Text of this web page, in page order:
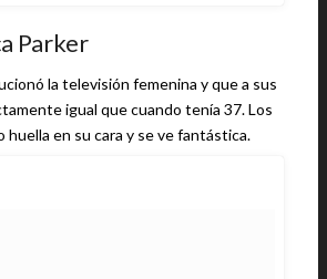
Parker
la televisión femenina y que a sus
igual que cuando tenía 37. Los
huella en su cara y se ve fantástica.